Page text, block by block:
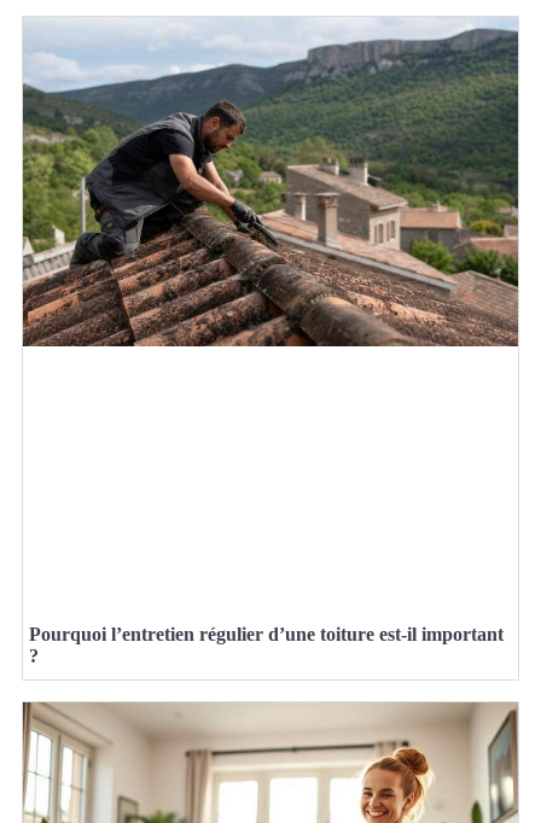
Pourquoi l’entretien régulier d’une toiture est-il important
?